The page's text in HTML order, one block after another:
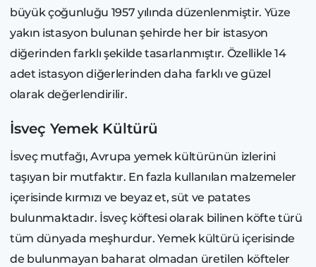
büyük çoğunluğu 1957 yılında düzenlenmiştir. Yüze
yakın istasyon bulunan şehirde her bir istasyon
diğerinden farklı şekilde tasarlanmıştır. Özellikle 14
adet istasyon diğerlerinden daha farklı ve güzel
olarak değerlendirilir.
İsveç Yemek Kültürü
İsveç mutfağı, Avrupa yemek kültürünün izlerini
taşıyan bir mutfaktır. En fazla kullanılan malzemeler
içerisinde kırmızı ve beyaz et, süt ve patates
bulunmaktadır. İsveç köftesi olarak bilinen köfte türü
tüm dünyada meşhurdur. Yemek kültürü içerisinde
de bulunmayan baharat olmadan üretilen köfteler